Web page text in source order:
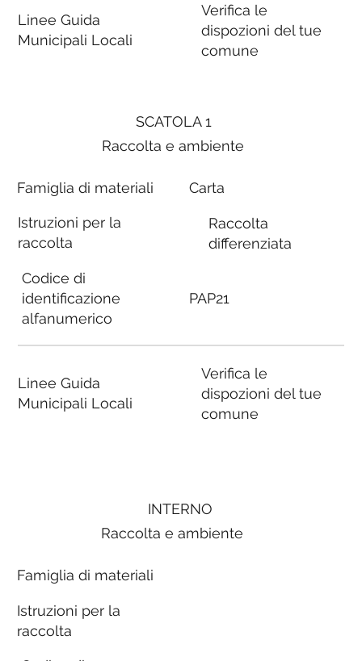
SCATOLA 1
Raccolta e ambiente
Famiglia di materiali
Istruzioni per la
raccolta
Codice di
identificazione
alfanumerico
Linee Guida
Municipali Locali
Carta
Raccolta
differenziata
PAP21
Verifica le
dispozioni del tue
comune
Linee Guida
Municipali Locali
Verifica le
dispozioni del tue
comune
INTERNO
Raccolta e ambiente
Famiglia di materiali
Istruzioni per la
raccolta